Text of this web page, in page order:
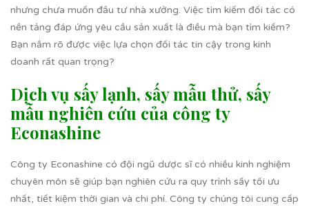
nhưng chưa muốn đầu tư nhà xưởng. Việc tìm kiếm đối tác có
nền tảng đáp ứng yêu cầu sản xuất là điều mà bạn tìm kiếm?
Bạn nắm rõ được việc lựa chọn đối tác tin cậy trong kinh
doanh rất quan trọng?
Dịch vụ sấy lạnh, sấy mẫu thử, sấy
mẫu nghiên cứu của công ty
Econashine
Công ty Econashine có đội ngũ dược sĩ có nhiều kinh nghiệm
chuyên môn sẽ giúp bạn nghiên cứu ra quy trình sấy tối ưu
nhất, tiết kiệm thời gian và chi phí. Công ty chúng tôi cung cấp